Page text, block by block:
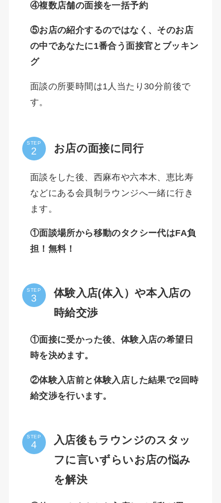
④複数店舗の面接を一括予約
⑤お店の紹介するのではなく、そのお店
の中であなたに1番合う面接官とブッキン
グ
面談の所要時間は1人当たり30分前後で
す。
STEP お店の面接に同行
面談をした後、西麻布や六本木、恵比寿
などにある会員制ラウンジへ一緒に行き
ます。
①面談場所から移動のタクシー代はFA負
担！無料！
STEP
体験入店(体入）や本入店の
時給交渉
①面接に受かった後、体験入店の希望日
時を決めます。
②体験入店前と体験入店した結果で2回時
給交渉を行います。
STEP
入店後もラウンジのスタッ
フに言いずらいお店の悩み
を解決